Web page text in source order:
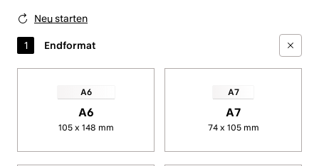
Neu starten
drucken
A6
105 x 148 mm
A7
74 x 105 mm